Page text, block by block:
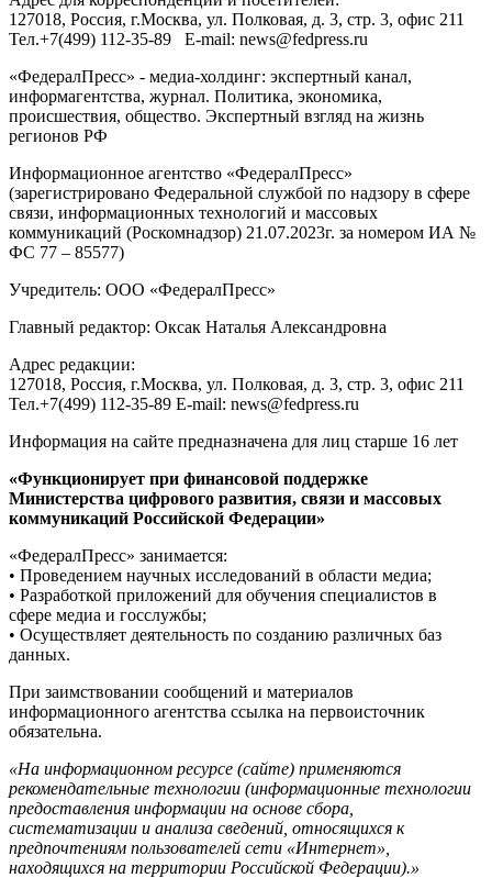
127018, Россия, г.Москва, ул. Полковая, д. 3, стр. 3, офис 211
Тел.+7(499) 112-35-89 E-mail: news@fedpress.ru
«ФедералПресс» - медиа-холдинг: экспертный канал,
информагентства, журнал. Политика, экономика,
происшествия, общество. Экспертный взгляд на жизнь
регионов РФ
Информационное агентство «ФедералПресс»
(зарегистрировано Федеральной службой по надзору в сфере
связи, информационных технологий и массовых
коммуникаций (Роскомнадзор) 21.07.2023г. за номером ИА №
ФС 77 – 85577)
Учредитель: ООО «ФедералПресс»
Главный редактор: Оксак Наталья Александровна
Адрес редакции:
127018, Россия, г.Москва, ул. Полковая, д. 3, стр. 3, офис 211
Тел.+7(499) 112-35-89 E-mail: news@fedpress.ru
Информация на сайте предназначена для лиц старше 16 лет
«Функционирует при финансовой поддержке
Министерства цифрового развития, связи и массовых
коммуникаций Российской Федерации»
«ФедералПресс» занимается:
• Проведением научных исследований в области медиа;
• Разработкой приложений для обучения специалистов в
сфере медиа и госслужбы;
• Осуществляет деятельность по созданию различных баз
данных.
При заимствовании сообщений и материалов
информационного агентства ссылка на первоисточник
обязательна.
«На информационном ресурсе (сайте) применяются
рекомендательные технологии (информационные технологии
предоставления информации на основе сбора,
систематизации и анализа сведений, относящихся к
предпочтениям пользователей сети «Интернет»,
находящихся на территории Российской Федерации).»